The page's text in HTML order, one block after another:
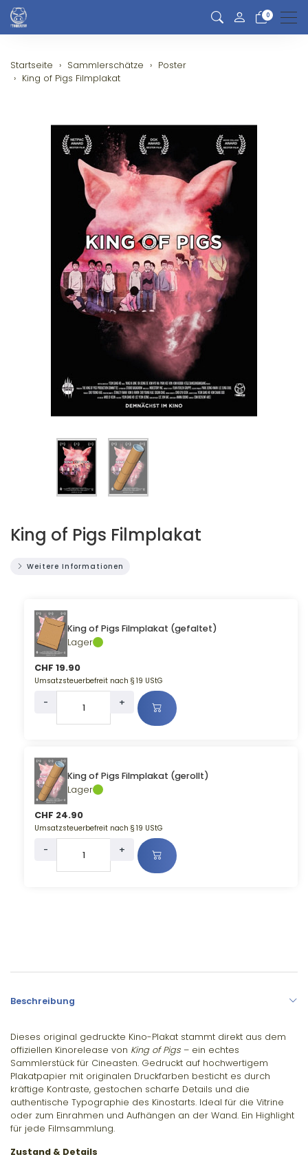
0
Startseite Sammlerschätze
Poster
King of Pigs Filmplakat
King of Pigs Filmplakat
Weitere Informationen
King of Pigs Filmplakat (gefaltet)
Lager
CHF 19.90
Umsatzsteuerbefreit nach § 19 UStG
- +
King of Pigs Filmplakat (gerollt)
Lager
CHF 24.90
Umsatzsteuerbefreit nach § 19 UStG
- +
Beschreibung
Dieses original gedruckte Kino-Plakat stammt direkt aus dem
offiziellen Kinorelease von King of Pigs – ein echtes
Sammlerstück für Cineasten. Gedruckt auf hochwertigem
Plakatpapier mit originalen Druckfarben besticht es durch
kräftige Kontraste, gestochen scharfe Details und die
authentische Typographie des Kinostarts. Ideal für die Vitrine
oder zum Einrahmen und Aufhängen an der Wand. Ein Highlight
für jede Filmsammlung.
Zustand & Details